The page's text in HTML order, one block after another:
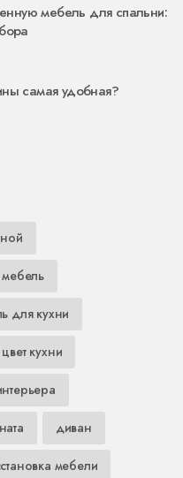
мебель для спальни:
самая удобная?
мебель
для кухни
цвет кухни
диван
мебели